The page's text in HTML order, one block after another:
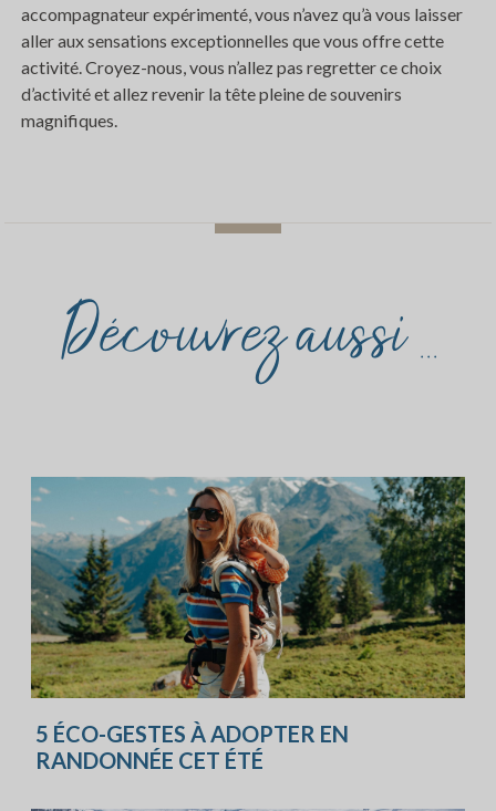
accompagnateur expérimenté, vous n’avez qu’à vous laisser
aller aux sensations exceptionnelles que vous offre cette
activité. Croyez-nous, vous n’allez pas regretter ce choix
d’activité et allez revenir la tête pleine de souvenirs
magnifiques.
Découvrez aussi ...
5 ÉCO-GESTES À ADOPTER EN
RANDONNÉE CET ÉTÉ